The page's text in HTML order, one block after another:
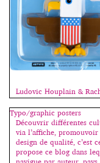
Ludovic Houplain &
Cazadamont (H5)
collaboration avec
artistes de la French
l’exposition Hello H5 et
conception graphique
campagne d’Anne
les dernières
Typo/graphic posters
Découvrir différentes
via l’affiche,
design de qualité, c’est
propose ce blog dans